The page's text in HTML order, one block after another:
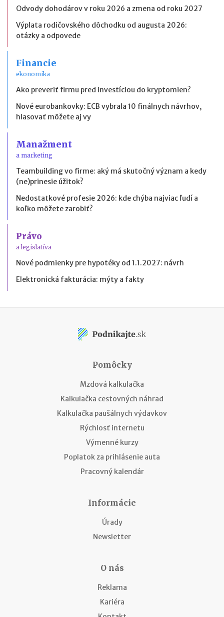
Odvody dohodárov v roku 2026 a zmena od roku 2027
Výplata rodičovského dôchodku od augusta 2026:
otázky a odpovede
Financie
ekonomika
Ako preveriť firmu pred investíciou do kryptomien?
Nové eurobankovky: ECB vybrala 10 finálnych návrhov,
hlasovať môžete aj vy
Manažment
a marketing
Teambuilding vo firme: aký má skutočný význam a kedy
(ne)prinesie úžitok?
Nedostatkové profesie 2026: kde chýba najviac ľudí a
koľko môžete zarobiť?
Právo
a legislatíva
Nové podmienky pre hypotéky od 1.1.2027: návrh
Elektronická fakturácia: mýty a fakty
Pomôcky
Mzdová kalkulačka
Kalkulačka cestovných náhrad
Kalkulačka paušálnych výdavkov
Rýchlosť internetu
Výmenné kurzy
Poplatok za prihlásenie auta
Pracovný kalendár
Informácie
Úrady
Newsletter
O nás
Reklama
Kariéra